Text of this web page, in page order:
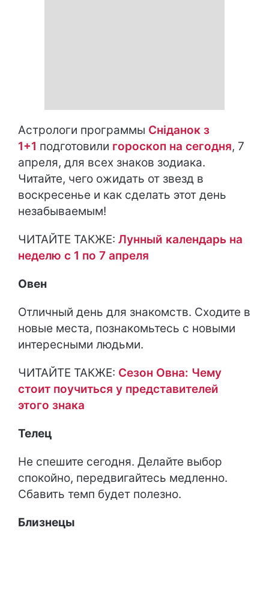
Астрологи программы Сніданок з
1+1 подготовили гороскоп на сегодня, 7
апреля, для всех знаков зодиака.
Читайте, чего ожидать от звезд в
воскресенье и как сделать этот день
незабываемым!
ЧИТАЙТЕ ТАКЖЕ: Лунный календарь на
неделю с 1 по 7 апреля
Овен
Отличный день для знакомств. Сходите в
новые места, познакомьтесь с новыми
интересными людьми.
ЧИТАЙТЕ ТАКЖЕ: Сезон Овна: Чему
стоит поучиться у представителей
этого знака
Телец
Не спешите сегодня. Делайте выбор
спокойно, передвигайтесь медленно.
Сбавить темп будет полезно.
Близнецы